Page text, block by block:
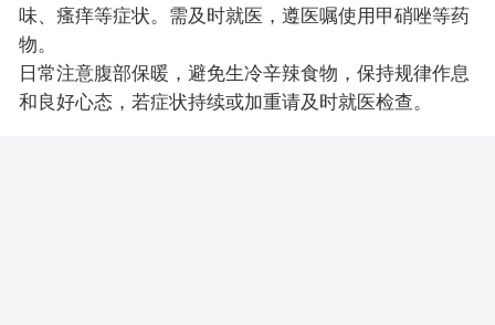
味、瘙痒等症状。需及时就医，遵医嘱使用甲硝唑等药
物。
日常注意腹部保暖，避免生冷辛辣食物，保持规律作息
和良好心态，若症状持续或加重请及时就医检查。